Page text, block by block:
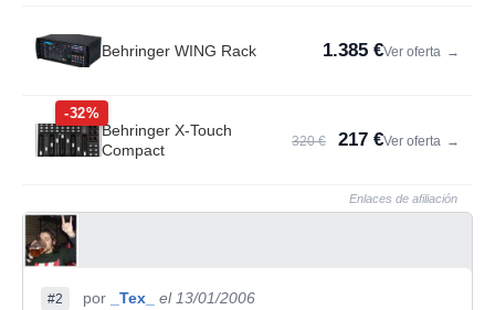
Behringer WING Rack 1.385 €Ver oferta →
-32%
Behringer X-Touch
Compact
320 € 217 €Ver oferta →
Enlaces de afiliación
#2 por _Tex_
el 13/01/2006